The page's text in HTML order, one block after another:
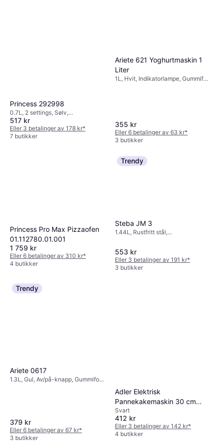
Princess 292998
0.7L, 2 settings, Sølv,
Indikatorlampe, Av/på-knapp,
Gummifot, Oppvarmet jern
indikator, Oppvaskvennlig del,
517 kr
Eller 3 betalinger av 178 kr*
7 butikker
Ariete 621 Yoghurtmaskin 1
Liter
1L, Hvit, Indikatorlampe, Gummifot,
355 kr
Eller 6 betalinger av 63 kr*
3 butikker
Princess Pro Max Pizzaofen
01.112780.01.001
1 759 kr
Eller 6 betalinger av 310 kr*
4 butikker
Trendy
Steba JM 3
1.44L, Rustfritt stål,
2.1kg
553 kr
Eller 3 betalinger av 191 kr*
3 butikker
Trendy
Ariete 0617
1.3L, Gul, Av/på-knapp, Gummifot,
379 kr
Eller 6 betalinger av 67 kr*
3 butikker
Adler Elektrisk
Pannekakemaskin 30 cm
Non Stick
Svart
412 kr
Eller 3 betalinger av 142 kr*
4 butikker